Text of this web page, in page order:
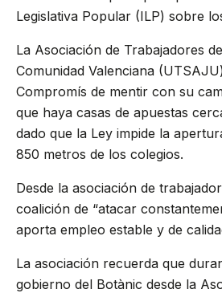
Legislativa Popular (ILP) sobre
La Asociación de Trabajadores
Comunidad Valenciana
Compromís de mentir con su
que haya casas de apuestas
dado que la Ley impide la
850 metros de los colegios.
Desde la asociación de
coalición de “atacar
aporta empleo estable y de
La asociación recuerda que
gobierno del Botànic desde la